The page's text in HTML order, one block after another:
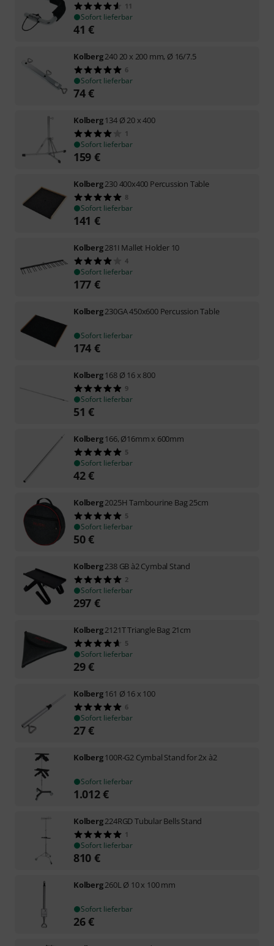
11
Sofort lieferbar
41 €
Kolberg240 20 x 200 mm, Ø 16/7.5
6
Sofort lieferbar
74€
Kolberg134 Ø 20 x 400
1
Sofort lieferbar
159 €
Kolberg230 400x400 Percussion Table
8
Sofort lieferbar
141 €
Kolberg281I Mallet Holder 10
4
Sofort lieferbar
177 €
Kolberg230GA 450x600 Percussion Table
Sofort lieferbar
174 €
Kolberg168 Ø 16 x 800
9
Sofort lieferbar
51 €
Kolberg166, Ø16mm x 600mm
5
Sofort lieferbar
42€
Kolberg2025H Tambourine Bag 25cm
5
Sofort lieferbar
50€
Kolberg238 GB à2 Cymbal Stand
2
Sofort lieferbar
297 €
Kolberg2121T Triangle Bag 21cm
5
Sofort lieferbar
29€
Kolberg161 Ø 16 x 100
6
Sofort lieferbar
27€
Kolberg100R-G2 Cymbal Stand for 2x à2
Sofort lieferbar
1.012€
Kolberg224RGD Tubular Bells Stand
1
Sofort lieferbar
810 €
Kolberg260L Ø 10 x 100 mm
Sofort lieferbar
26€